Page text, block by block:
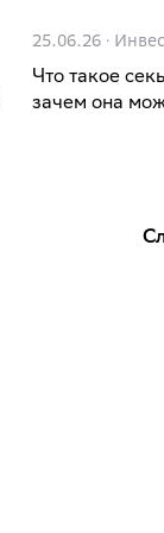
25.06.26 ·
Что такое
зачем она